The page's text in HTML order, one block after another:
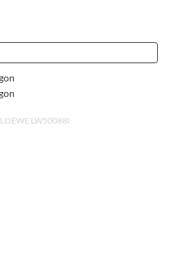
LOEWE LW50088I